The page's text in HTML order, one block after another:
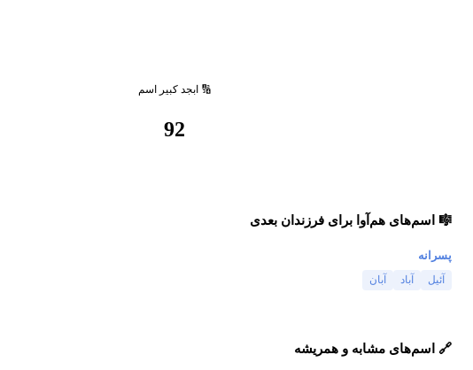
🔢 ابجد کبیر اسم
92
🎼 اسم‌های هم‌آوا برای فرزندان بعدی
پسرانه
آئیل آباد آبان
🔗 اسم‌های مشابه و همریشه